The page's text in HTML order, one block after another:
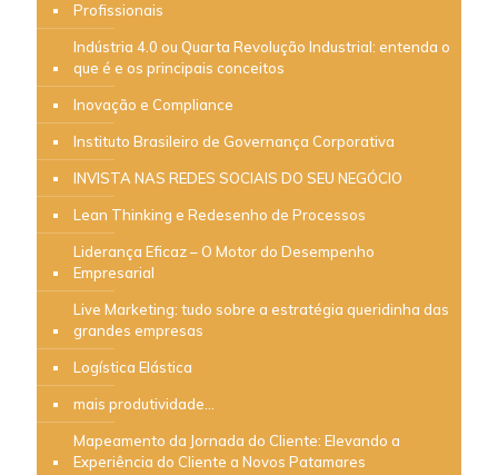
Profissionais
Indústria 4.0 ou Quarta Revolução Industrial: entenda o
que é e os principais conceitos
Inovação e Compliance
Instituto Brasileiro de Governança Corporativa
INVISTA NAS REDES SOCIAIS DO SEU NEGÓCIO
Lean Thinking e Redesenho de Processos
Liderança Eficaz – O Motor do Desempenho
Empresarial
Live Marketing: tudo sobre a estratégia queridinha das
grandes empresas
Logística Elástica
mais produtividade…
Mapeamento da Jornada do Cliente: Elevando a
Experiência do Cliente a Novos Patamares